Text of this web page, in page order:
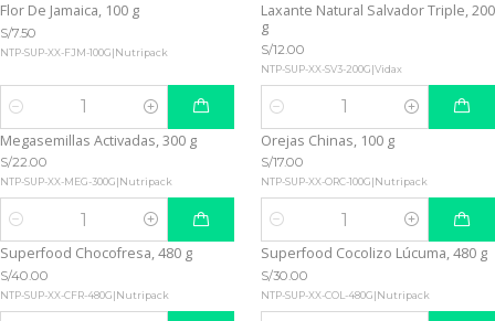
Flor De Jamaica, 100 g
S/7.50
NTP-SUP-XX-FJM-100G|Nutripack
Cantidad
Laxante Natural Salvador Triple, 200
g
S/12.00
NTP-SUP-XX-SV3-200G|Vidax
Cantidad
Megasemillas Activadas, 300 g
S/22.00
NTP-SUP-XX-MEG-300G|Nutripack
Cantidad
Orejas Chinas, 100 g
S/17.00
NTP-SUP-XX-ORC-100G|Nutripack
Cantidad
Superfood Chocofresa, 480 g
S/40.00
NTP-SUP-XX-CFR-480G|Nutripack
Superfood Cocolizo Lúcuma, 480 g
S/30.00
NTP-SUP-XX-COL-480G|Nutripack